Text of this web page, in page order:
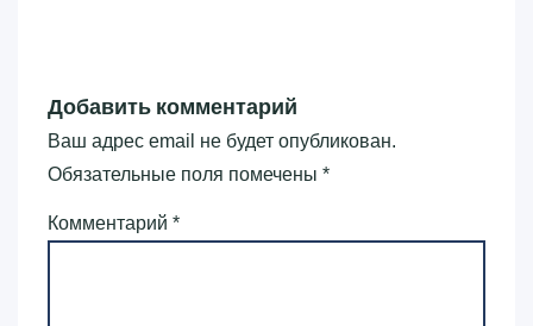
Добавить комментарий
Ваш адрес email не будет опубликован.
Обязательные поля помечены *
Комментарий *